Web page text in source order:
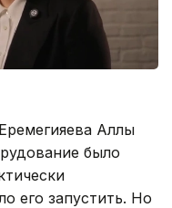
Аллы
было
его запустить. Но